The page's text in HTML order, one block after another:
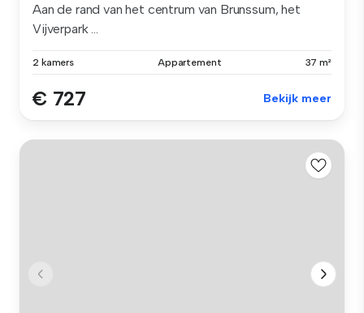
Aan de rand van het centrum van Brunssum, het
Vijverpark ...
2 kamers Appartement 37 m²
€ 727 Bekijk meer